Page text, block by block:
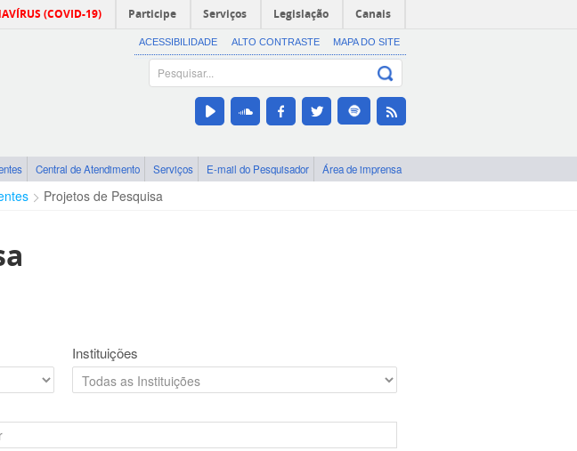
(COVID-19) Participe Serviços Legislação Canais
ACESSIBILIDADE ALTO CONTRASTE MAPA DO SITE
Central de Atendimento Serviços E-mail do Pesquisador Área de imprensa
Projetos de Pesquisa
Instituições